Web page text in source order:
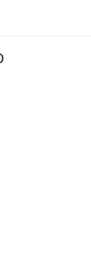
Fehler gefunden?